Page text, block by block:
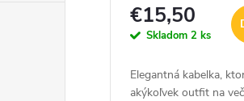
€15,50
Skladom 2 ks
Elegantná kabelka,
akýkoľvek outfit na